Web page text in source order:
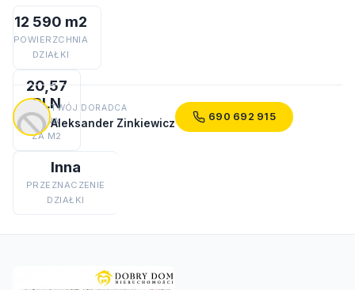
12 590 m2
POWIERZCHNIA
DZIAŁKI
20,57
PLN
CENA
ZA M2
Inna
PRZEZNACZENIE
DZIAŁKI
TWÓJ DORADCA
Aleksander Zinkiewicz 690 692 915